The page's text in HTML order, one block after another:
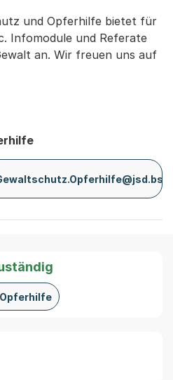
und Opferhilfe bietet für
Infomodule und Referate
an. Wir freuen uns auf